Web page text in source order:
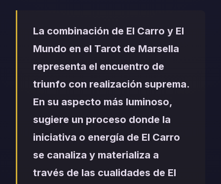
La combinación de El Carro y El
Mundo en el Tarot de Marsella
representa el encuentro de
triunfo con realización suprema.
En su aspecto más luminoso,
sugiere un proceso donde la
iniciativa o energía de El Carro
se canaliza y materializa a
través de las cualidades de El